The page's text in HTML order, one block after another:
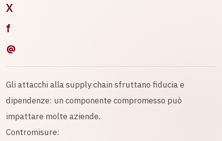
X
f
@
Gli attacchi alla supply chain sfruttano fiducia e
dipendenze: un componente compromesso può
impattare molte aziende.
Contromisure: